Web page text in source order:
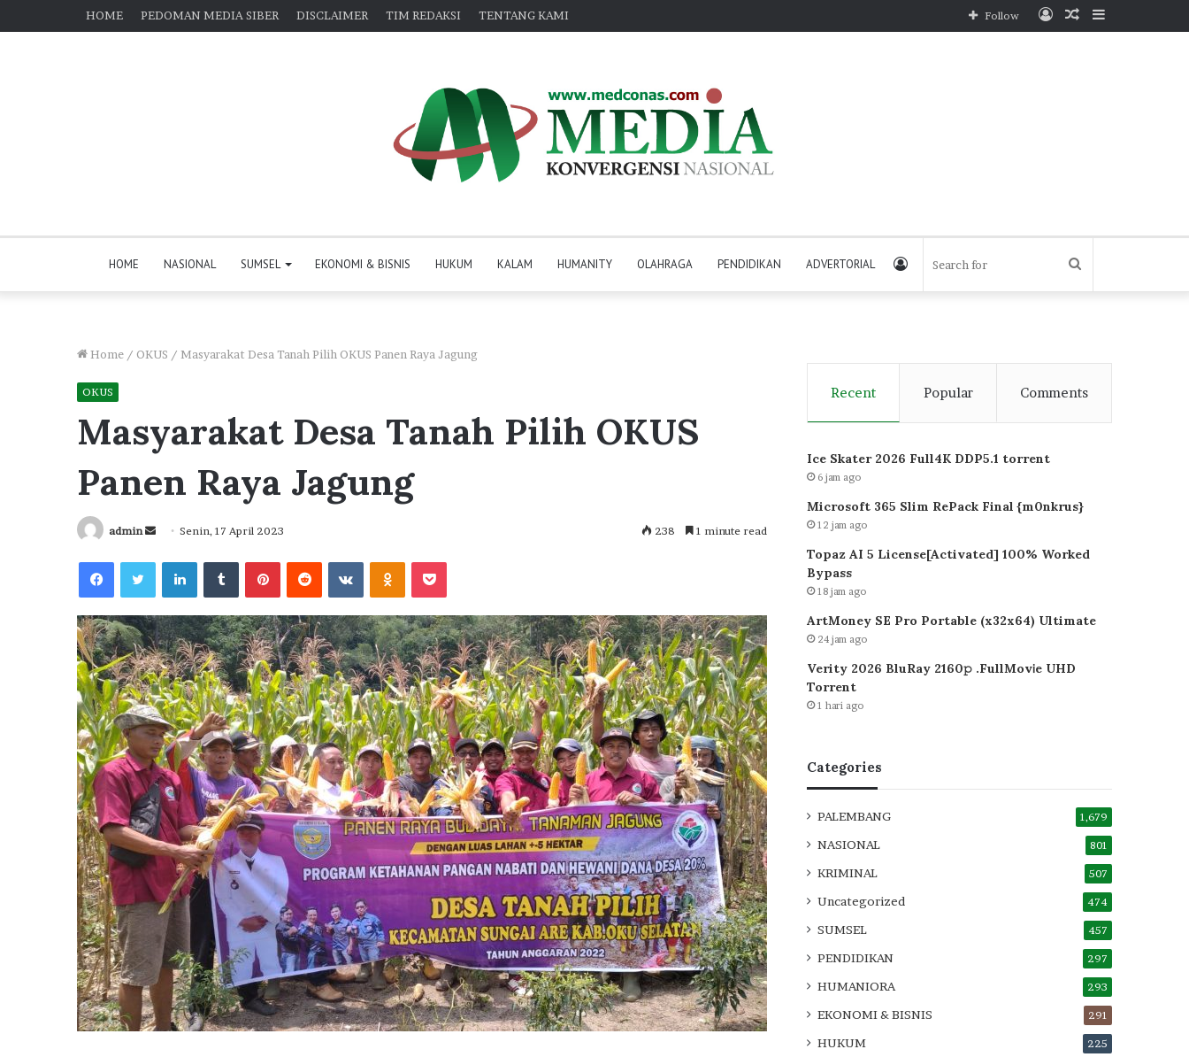
HOME PEDOMAN MEDIA SIBER DISCLAIMER TIM REDAKSI TENTANG KAMI Sidebar
Random
Log
Follow
HOME NASIONAL SUMSEL EKONOMI & BISNIS HUKUM KALAM HUMANITY OLAHRAGA PENDIDIKAN ADVERTORIAL Search
Log
Home / OKUS / Masyarakat Desa Tanah Pilih OKUS Panen Raya Jagung
OKUS
Masyarakat Desa Tanah Pilih OKUS
Panen Raya Jagung
admin
Send
email
Senin, 17 April 2023 238 1 minute read
FacebookTwitterLinkedInTumblrPinterestReddit VKontakteOdnoklassniki
Pocket
Recent Popular Comments
Ice Skater 2026 Full4K DDP5.1 torrent
6 jam ago
Microsoft 365 Slim RePack Final {m0nkrus}
12 jam ago
Topaz AI 5 License[Activated] 100% Worked
Bypass
18 jam ago
ArtMoney SE Pro Portable (x32x64) Ultimate
24 jam ago
Verity 2026 BluRay 2160𝚙 .FullMov𝗂e UHD
Torrent
1 hari ago
Categories
PALEMBANG 1,679
NASIONAL 801
KRIMINAL 507
Uncategorized 474
SUMSEL 457
PENDIDIKAN 297
HUMANIORA 293
EKONOMI & BISNIS 291
HUKUM 225